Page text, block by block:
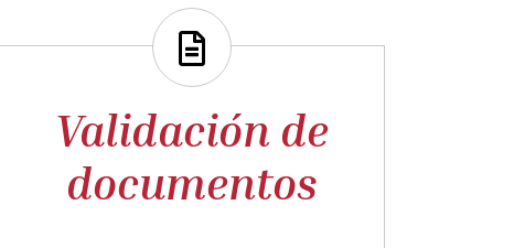
Validación de
documentos